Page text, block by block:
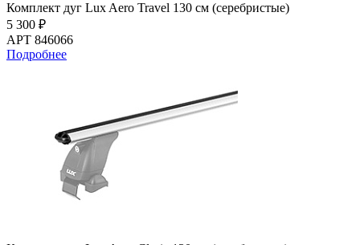
Комплект дуг Lux Aero Travel 130 см (серебристые)
5 300 ₽
АРТ 846066
Подробнее